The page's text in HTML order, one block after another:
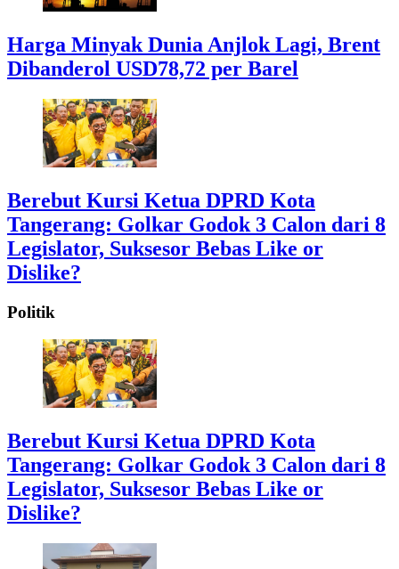
Harga Minyak Dunia Anjlok Lagi, Brent
Dibanderol USD78,72 per Barel
Berebut Kursi Ketua DPRD Kota
Tangerang: Golkar Godok 3 Calon dari 8
Legislator, Suksesor Bebas Like or
Dislike?
Politik
Berebut Kursi Ketua DPRD Kota
Tangerang: Golkar Godok 3 Calon dari 8
Legislator, Suksesor Bebas Like or
Dislike?